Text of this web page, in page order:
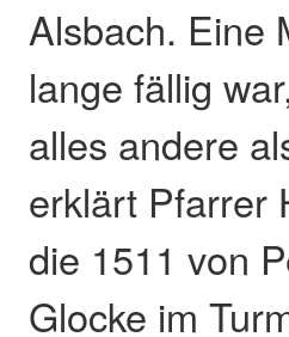
Alsbach. Eine
lange fällig
alles andere
erklärt Pfarrer
die 1511 von
Glocke im